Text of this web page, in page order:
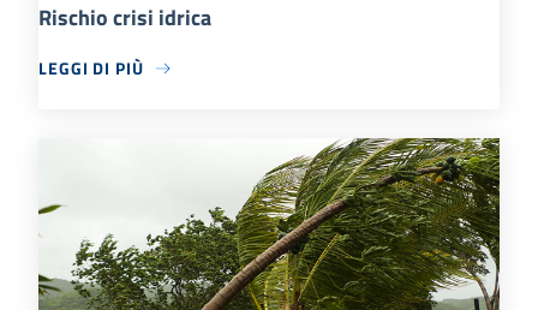
Rischio crisi idrica
LEGGI DI PIÙ